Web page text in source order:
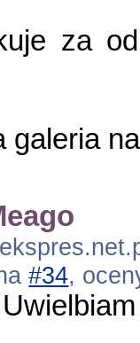
za
galeria
#34,